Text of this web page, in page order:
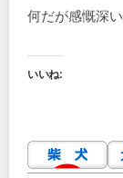
何だが感慨深い
いいね: